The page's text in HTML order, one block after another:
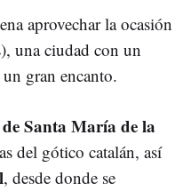
aprovechar la ocasión
una ciudad con un
gran encanto.
Santa María de la
del gótico catalán, así
, desde donde se